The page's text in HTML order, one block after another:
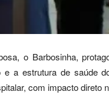
o Barbosinha,
a estrutura de saúde
com impacto direto